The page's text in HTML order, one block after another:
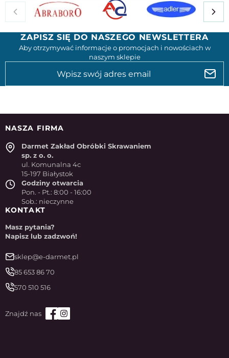
ZAPISZ SIĘ DO NASZEGO NEWSLETTERA
Aby otrzymywać informacje o promocjach i nowościach w
naszym sklepie
NASZA FIRMA
Darmet Zakład Obróbki Skrawaniem
sp. z o. o.
ul. Komunalna 4c
15-197 Białystok
Godziny otwarcia
Pon. - Pt.: 8:00 - 16:00
Sob.: nieczynne
KONTAKT
Masz pytania?
Napisz lub zadzwoń!
sklep@e-darmet.pl
85 653 86 70
570 510 516